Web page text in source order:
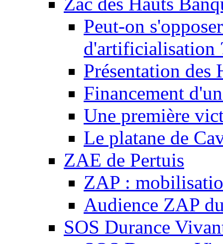
Peut-on
d'artificialisation
Présentation des
Financement
Une première
Le platane de
ZAE de Pertuis
ZAP :
Audience ZAP
SOS Durance